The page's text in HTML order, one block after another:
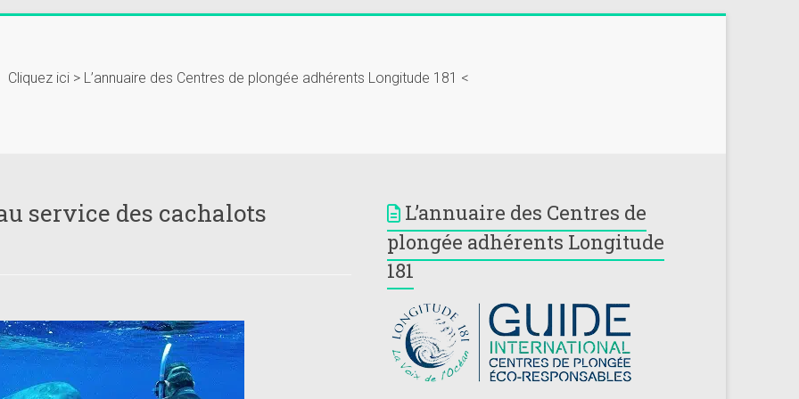
Cliquez ici > L’annuaire des Centres de plongée adhérents Longitude 181 <
service des cachalots
L’annuaire des Centres de
plongée adhérents Longitude
181